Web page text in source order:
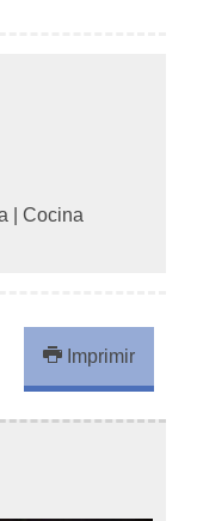
Cocina
Imprimir